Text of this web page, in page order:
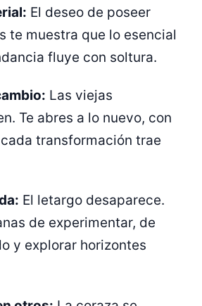
El deseo de poseer
te muestra que lo esencial
fluye con soltura.
Las viejas
Te abres a lo nuevo, con
transformación trae
El letargo desaparece.
de experimentar, de
y explorar horizontes